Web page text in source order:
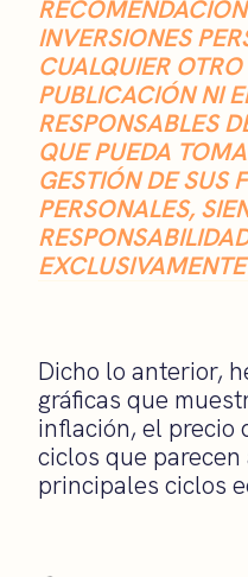
INVERSIONES
CUALQUIER
PUBLICACIÓN NI
RESPONSABLES
QUE PUEDA
GESTIÓN DE SUS
PERSONALES,
Dicho lo anterior,
gráficas que
inflación, el precio
ciclos que
principales ciclos